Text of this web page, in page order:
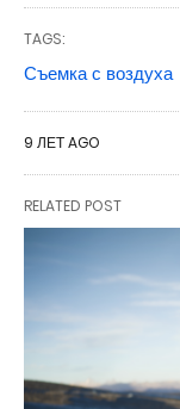
TAGS:
Съемка с воздуха
9 ЛЕТ AGO
RELATED POST